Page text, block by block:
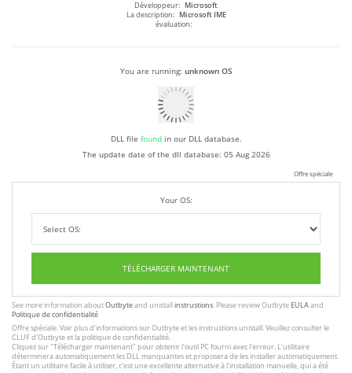
Développeur: Microsoft
La description: Microsoft IME
évaluation:
You are running: unknown OS
DLL file foundin our DLL database.
The update date of the dll database: 05 Aug 2026
Offre spéciale
Your OS:
TÉLÉCHARGER MAINTENANT
See more information aboutOutbyteand unistallinstrustions. Please review Outbyte EULAand
Politique de confidentialité
Offre spéciale. Voir plus d'informations surOutbyteet lesinstrustions unistall. Veuillez consulter le
CLUFd'Outbyte etla politique de confidentialité.
Cliquez sur"Télécharger maintenant" pour obtenir l'outil PC fourni avec l'erreur. L'utilitaire
déterminera automatiquement les DLL manquantes et proposera de les installer automatiquement.
Étant un utilitaire facile à utiliser, c'est une excellente alternative à l'installation manuelle, qui a été